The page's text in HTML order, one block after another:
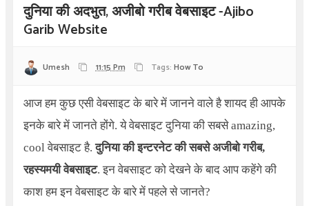
दुनिया की अदभुत, अजीबो गरीब वेबसाइट -Ajibo
Garib Website
Umesh 11:15 Pm Tags: How To
आज हम कुछ एसी वेबसाइट के बारे में जानने वाले है शायद ही आपके
इनके बारे में जानते होंगे. ये वेबसाइट दुनिया की सबसे amazing,
cool वेबसाइट है.दुनिया की इन्टरनेट की सबसे अजीबो गरीब,
रहस्यमयी वेबसाइट. इन वेबसाइट को देखने के बाद आप कहेंगे की
काश हम इन वेबसाइट के बारे में पहले से जानते?